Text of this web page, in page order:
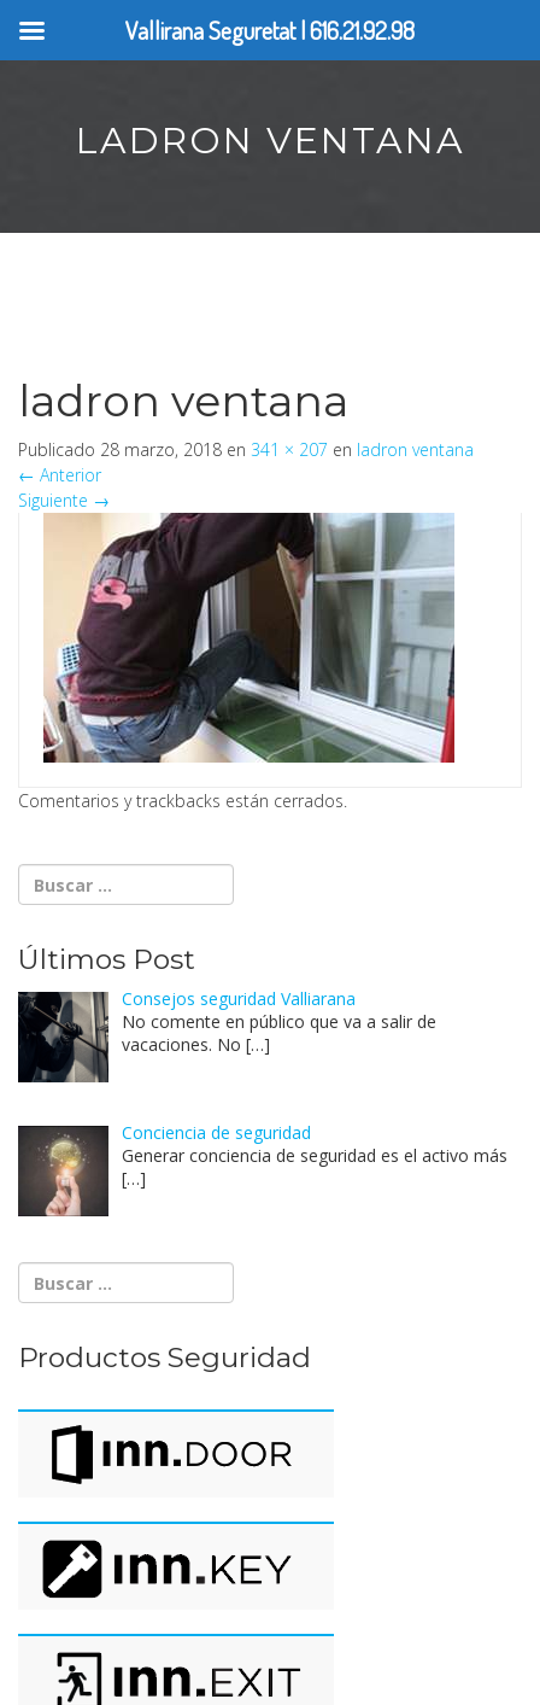
LADRON VENTANA
ladron ventana
Publicado 28 marzo, 2018 en 341 × 207 en ladron ventana
← Anterior
Siguiente →
Comentarios y trackbacks están cerrados.
Últimos Post
Consejos seguridad Valliarana
No comente en público que va a salir de
vacaciones. No […]
Conciencia de seguridad
Generar conciencia de seguridad es el activo más
[…]
Productos Seguridad
Vallirana Seguretat | 616.21.92.98